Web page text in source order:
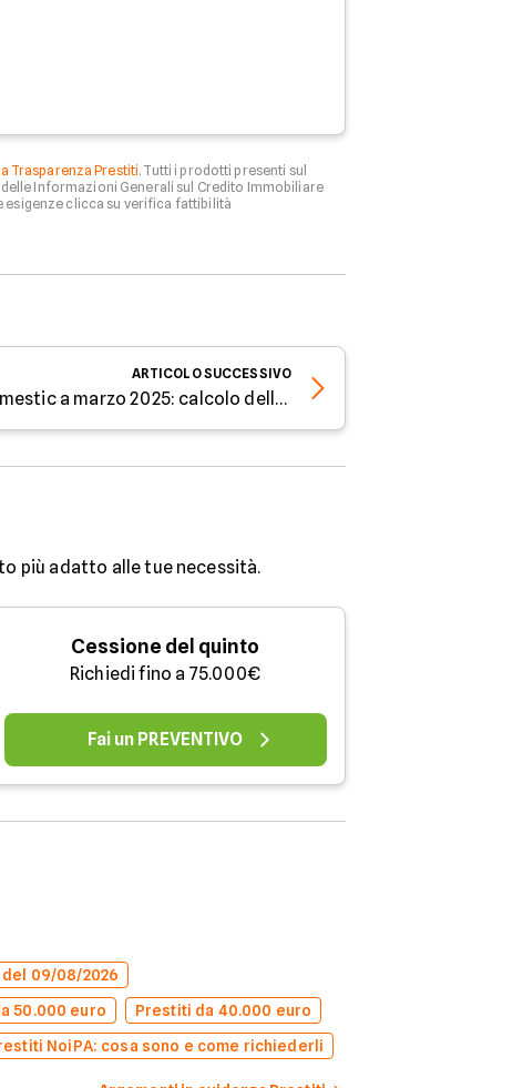
Trasparenza Prestiti. Tutti i prodotti presenti sul
Informazioni Generali sul Credito Immobiliare
esigenze clicca su verifica fattibilità
ARTICOLOSUCCESSIVO
Tassi sui prestiti Findomestic a marzo 2025: calcolo della rata
più adatto alle tue necessità.
Cessione del quinto
Richiedi fino a 75.000€
Fai un PREVENTIVO
09/08/2026
50.000 euro
Prestiti da 40.000 euro
NoiPA: cosa sono e come richiederli